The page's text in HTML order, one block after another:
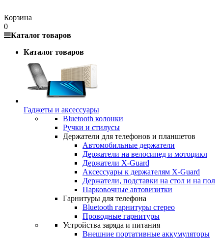
Корзина
0
Каталог товаров
Каталог товаров
Гаджеты и аксессуары
Bluetooth колонки
Ручки и стилусы
Держатели для телефонов и планшетов
Автомобильные держатели
Держатели на велосипед и мотоцикл
Держатели X-Guard
Аксессуары к держателям X-Guard
Держатели, подставки на стол и на пол
Парковочные автовизитки
Гарнитуры для телефона
Bluetooth гарнитуры стерео
Проводные гарнитуры
Устройства заряда и питания
Внешние портативные аккумуляторы